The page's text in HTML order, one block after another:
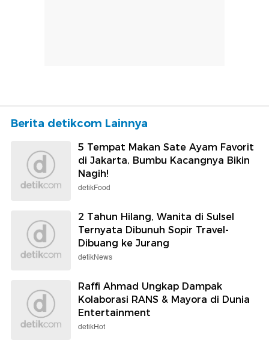
Berita detikcom Lainnya
5 Tempat Makan Sate Ayam Favorit
di Jakarta, Bumbu Kacangnya Bikin
Nagih!
detikFood
2 Tahun Hilang, Wanita di Sulsel
Ternyata Dibunuh Sopir Travel-
Dibuang ke Jurang
detikNews
Raffi Ahmad Ungkap Dampak
Kolaborasi RANS & Mayora di Dunia
Entertainment
detikHot